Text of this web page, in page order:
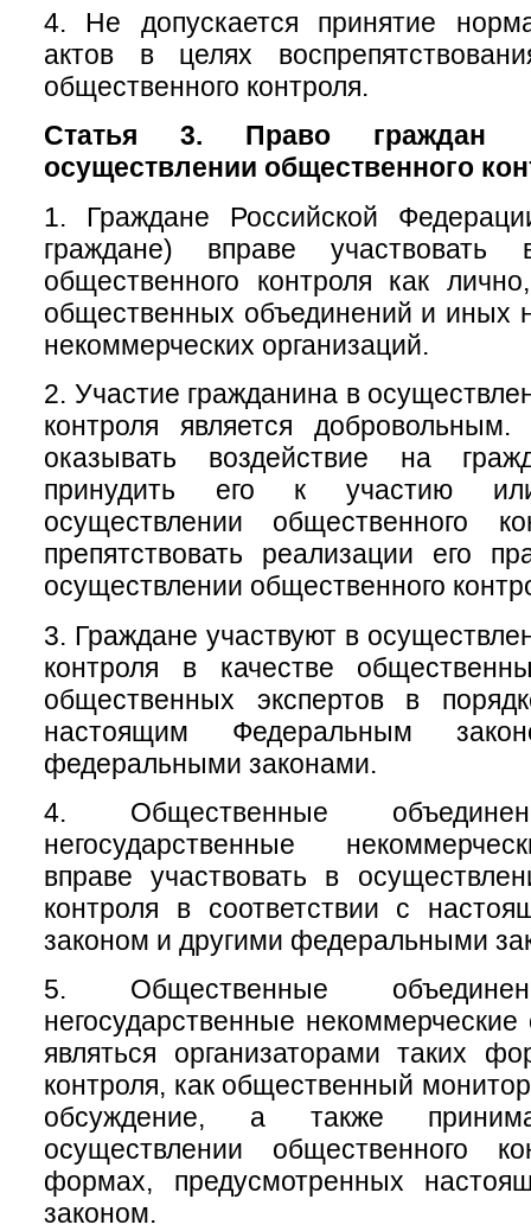
4. Не допускается принятие
актов в целях
общественного контроля.
Статья 3. Право граждан
осуществлении общественного
1. Граждане Российской
граждане) вправе участвовать
общественного контроля как
общественных объединений и иных
некоммерческих организаций.
2. Участие гражданина в
контроля является
оказывать воздействие на
принудить его к участию
осуществлении общественного
препятствовать реализации его
осуществлении общественного
3. Граждане участвуют в
контроля в качестве
общественных экспертов в
настоящим Федеральным
федеральными законами.
4. Общественные
негосударственные
вправе участвовать в
контроля в соответствии с
законом и другими федеральными
5. Общественные
негосударственные некоммерческие
являться организаторами таких
контроля, как общественный
обсуждение, а также
осуществлении общественного
формах, предусмотренных
законом.